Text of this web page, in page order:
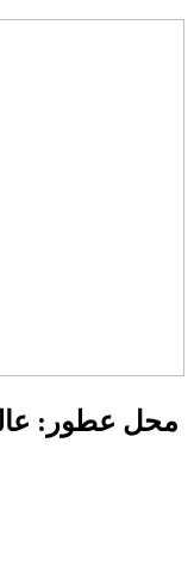
محل عطور: